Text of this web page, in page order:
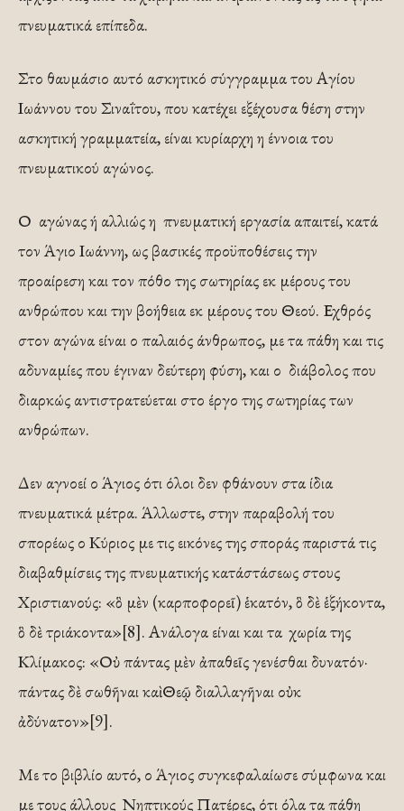
πνευματικά επίπεδα.
Στο θαυμάσιο αυτό ασκητικό σύγγραμμα του Αγίου
Ιωάννου του Σιναΐτου, που κατέχει εξέχουσα θέση στην
ασκητική γραμματεία, είναι κυρίαρχη η έννοια του
πνευματικού αγώνος.
Ο αγώνας ή αλλιώς η πνευματική εργασία απαιτεί, κατά
τον Άγιο Ιωάννη, ως βασικές προϋποθέσεις την
προαίρεση και τον πόθο της σωτηρίας εκ μέρους του
ανθρώπου και την βοήθεια εκ μέρους του Θεού. Εχθρός
στον αγώνα είναι ο παλαιός άνθρωπος, με τα πάθη και τις
αδυναμίες που έγιναν δεύτερη φύση, και ο διάβολος που
διαρκώς αντιστρατεύεται στο έργο της σωτηρίας των
ανθρώπων.
Δεν αγνοεί ο Άγιος ότι όλοι δεν φθάνουν στα ίδια
πνευματικά μέτρα. Άλλωστε, στην παραβολή του
σπορέως ο Κύριος με τις εικόνες της σποράς παριστά τις
διαβαθμίσεις της πνευματικής κατάστάσεως στους
Χριστιανούς: «ὃ μὲν (καρποφορεῖ) ἑκατόν, ὃ δὲ ἑξήκοντα,
ὃ δὲ τριάκοντα»[8]. Ανάλογα είναι και τα χωρία της
Κλίμακος: «Οὐ πάντας μὲν ἀπαθεῖς γενέσθαι δυνατόν·
πάντας δὲ σωθῆναι καὶ Θεῷ διαλλαγῆναι οὐκ
ἀδύνατον»[9].
Με το βιβλίο αυτό, ο Άγιος συγκεφαλαίωσε σύμφωνα και
με τους άλλους Νηπτικούς Πατέρες, ότι όλα τα πάθη